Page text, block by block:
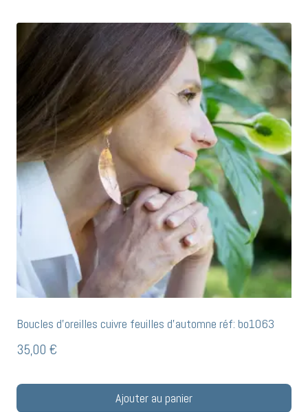
Boucles d’oreilles cuivre feuilles d’automne réf: bo1063
35,00 €
Ajouter au panier